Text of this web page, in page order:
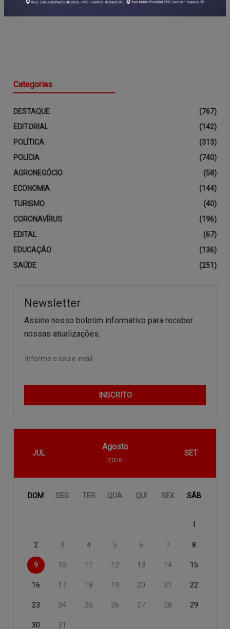
Categorias
DESTAQUE
(767)
EDITORIAL
(142)
POLÍTICA
(313)
POLÍCIA
(740)
AGRONEGÓCIO
(58)
ECONOMIA
(144)
TURISMO
(40)
CORONAVÍRUS
(196)
EDITAL
(67)
EDUCAÇÃO
(136)
SAÚDE
(251)
Newsletter
Assine nosso boletim informativo para receber
nossas atualizações.
INSCRITO
JUL
Agosto
2026
SET
DOM SEG TER QUA QUI SEX SÁB
1
2 3 4 5 6 7 8
9 10 11 12 13 14 15
16 17 18 19 20 21 22
23 24 25 26 27 28 29
30 31